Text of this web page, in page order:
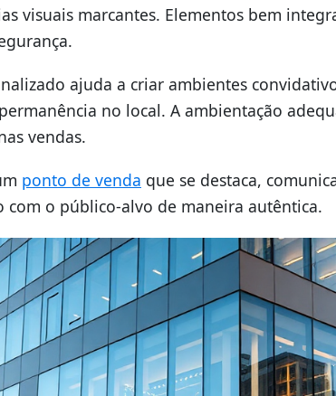
visuais marcantes. Elementos bem
ajuda a criar ambientes
no local. A ambientação
vendas.
ponto de venda que se destaca,
com o público-alvo de maneira autêntica.